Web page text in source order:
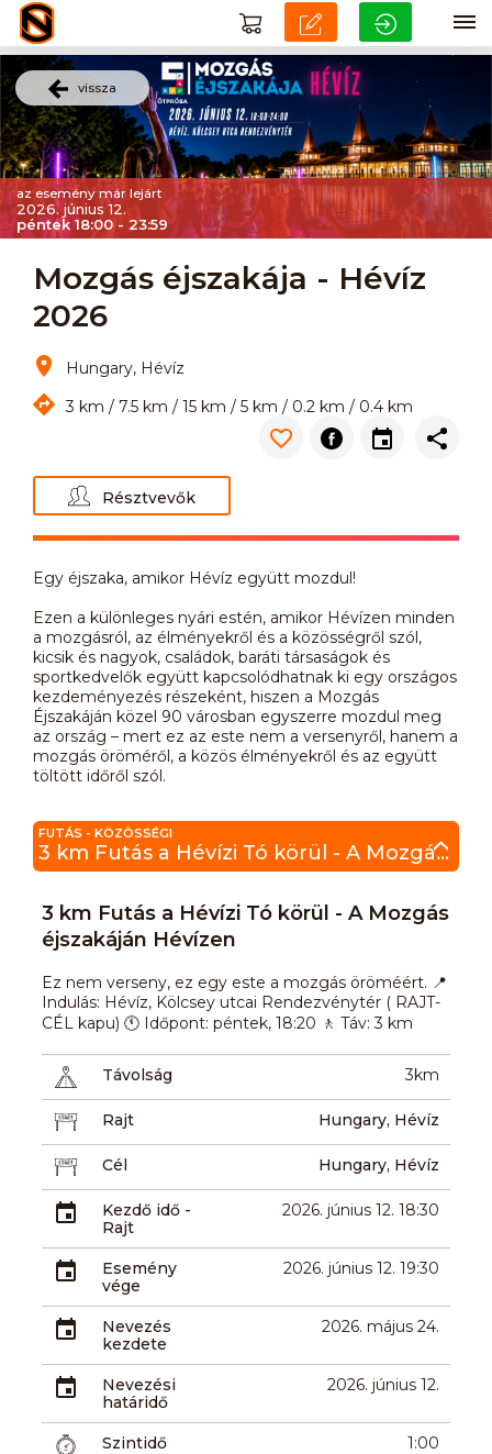
vissza
az esemény már lejárt
2026. június 12.
péntek 18:00 - 23:59
Mozgás éjszakája - Hévíz
2026
Hungary, Hévíz
3 km / 7.5 km / 15 km / 5 km / 0.2 km / 0.4 km
Résztvevők
Egy éjszaka, amikor Hévíz együtt mozdul!
Ezen a különleges nyári estén, amikor Hévízen minden
a mozgásról, az élményekről és a közösségről szól,
kicsik és nagyok, családok, baráti társaságok és
sportkedvelők együtt kapcsolódhatnak ki egy országos
kezdeményezés részeként, hiszen a Mozgás
Éjszakáján közel 90 városban egyszerre mozdul meg
az ország – mert ez az este nem a versenyről, hanem a
mozgás öröméről, a közös élményekről és az együtt
töltött időről szól.
FUTÁS - KÖZÖSSÉGI
3 km Futás a Hévízi Tó körül - A Mozgás éjszakáján Hévízen
3 km Futás a Hévízi Tó körül - A Mozgás
éjszakáján Hévízen
Ez nem verseny, ez egy este a mozgás öröméért. 📍
Indulás: Hévíz, Kölcsey utcai Rendezvénytér ( RAJT-
CÉL kapu) 🕚 Időpont: péntek, 18:20 🚶 Táv: 3 km
Távolság 3km
Rajt Hungary, Hévíz
Cél Hungary, Hévíz
Kezdő idő -
Rajt
2026. június 12. 18:30
Esemény
vége
2026. június 12. 19:30
Nevezés
kezdete
2026. május 24.
Nevezési
határidő
2026. június 12.
Szintidő 1:00